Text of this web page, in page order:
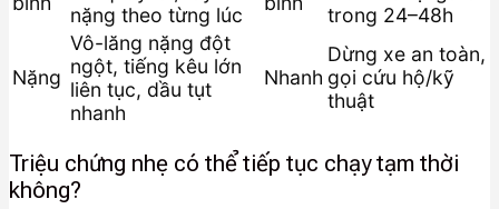
nặng theo từng lúc
trong 24–48h
Nặng
Vô-lăng nặng đột
ngột, tiếng kêu lớn
liên tục, dầu tụt
nhanh
Nhanh
Dừng xe an toàn,
gọi cứu hộ/kỹ
thuật
Triệu chứng nhẹ có thể tiếp tục chạy tạm thời
không?